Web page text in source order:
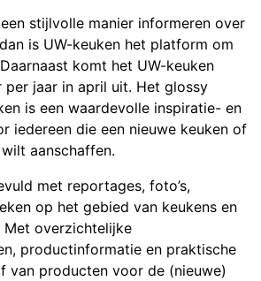
stijlvolle manier informeren over
is UW-keuken het platform om
komt het UW-keuken
per jaar in april uit. Het glossy
is een waardevolle inspiratie- en
iedereen die een nieuwe keuken of
aanschaffen.
met reportages, foto’s,
op het gebied van keukens en
Met overzichtelijke
productinformatie en praktische
van producten voor de (nieuwe)